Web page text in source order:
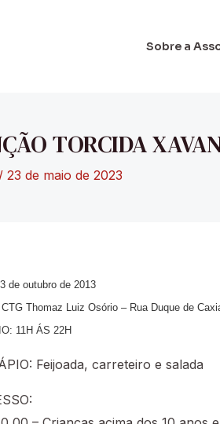
Sobre a
TORCIDA
/ 23 de maio de 2023
de outubro de 2013
CTG Thomaz Luiz Osório – Rua Duque de
11H ÁS 22H
Feijoada, carreteiro e salada